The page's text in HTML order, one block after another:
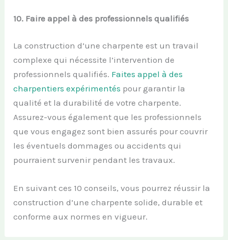
10. Faireappel à des professionnelsqualifiés
La construction d’une charpente est un travail
complexe qui nécessite l’intervention de
professionnels qualifiés. Faites appel à des
charpentiers expérimentés pour garantir la
qualité et la durabilité de votre charpente.
Assurez-vous également que les professionnels
que vous engagez sont bien assurés pour couvrir
les éventuels dommages ou accidents qui
pourraient survenir pendant les travaux.
En suivant ces 10 conseils, vous pourrez réussir la
construction d’une charpente solide, durable et
conforme aux normes en vigueur.